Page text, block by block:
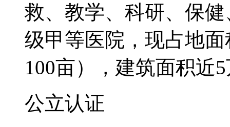
救、教学、科研、保
级甲等医院，现占地
100亩），建筑面积近
公立认证